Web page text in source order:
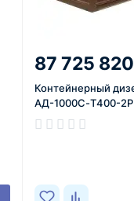
87 725
Контейнерный
АД-1000С-Т400-